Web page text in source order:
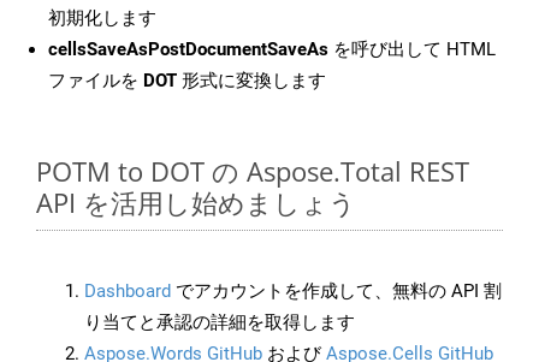
初期化します
cellsSaveAsPostDocumentSaveAs を呼び出して HTML
ファイルを DOT 形式に変換します
POTM to DOT の Aspose.Total REST
API を活用し始めましょう
Dashboard でアカウントを作成して、無料の API 割
り当てと承認の詳細を取得します
Aspose.Words GitHub およびAspose.Cells GitHub